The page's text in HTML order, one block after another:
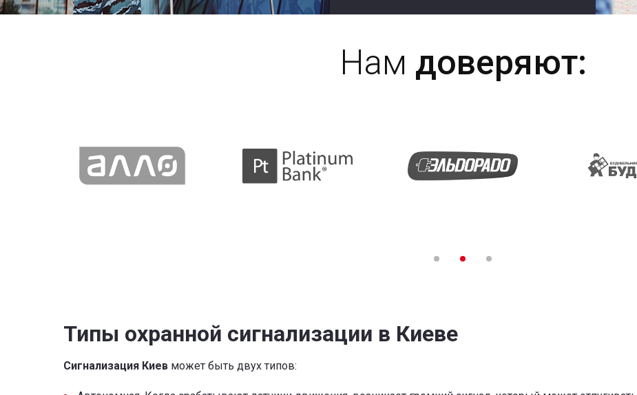
Нам доверяют:
Типы охранной сигнализации в Киеве
Сигнализация Киев может быть двух типов: